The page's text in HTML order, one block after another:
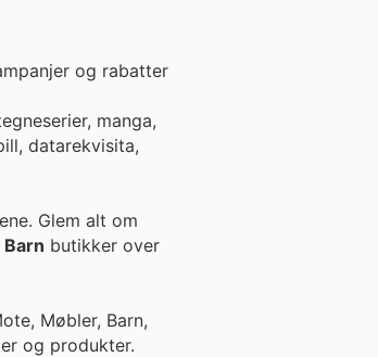
og rabatter
manga,
datarekvisita,
Glem alt om
Barn butikker over
Møbler, Barn,
og produkter.